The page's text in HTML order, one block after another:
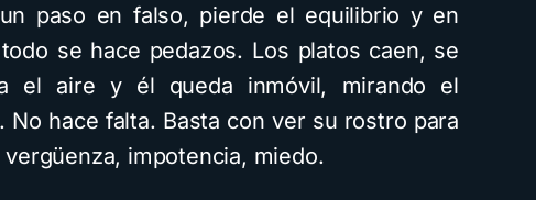
paso en falso, pierde el equilibrio y en
se hace pedazos. Los platos caen, se
el aire y él queda inmóvil, mirando el
No hace falta. Basta con ver su rostro para
impotencia, miedo.